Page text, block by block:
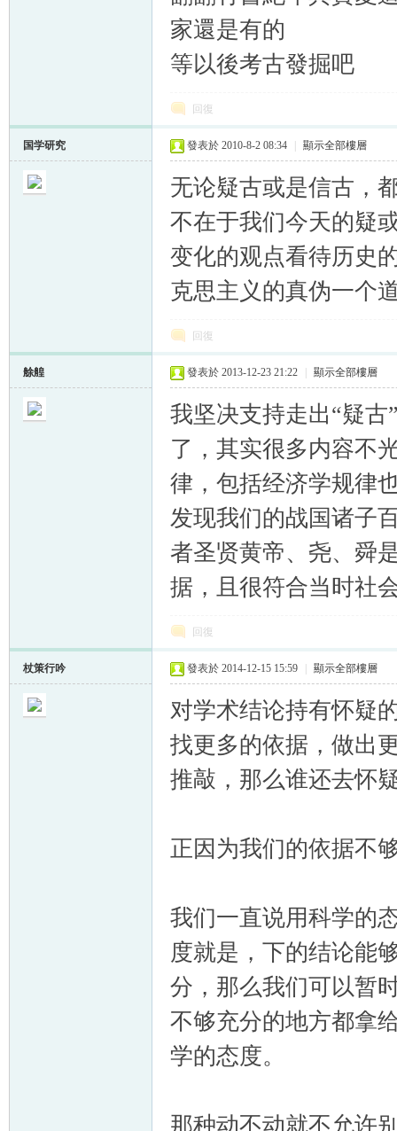
家還是有的
等以後考古發掘吧
回復
国学研究 發表於 2010-8-2 08:34 顯示全部樓層
无论疑古或是信古，
不在于我们今天的疑
变化的观点看待历史
克思主义的真伪一个
回復
艅艎 發表於 2013-12-23 21:22 顯示全部樓層
我坚决支持走出“疑
了，其实很多内容不
律，包括经济学规律
发现我们的战国诸子
者圣贤黄帝、尧、舜
据，且很符合当时社
回復
杖策行吟 發表於 2014-12-15 15:59 顯示全部樓層
对学术结论持有怀疑
找更多的依据，做出
推敲，那么谁还去怀
正因为我们的依据不
我们一直说用科学的
度就是，下的结论能
分，那么我们可以暂
不够充分的地方都拿
学的态度。
那种动不动就不允许